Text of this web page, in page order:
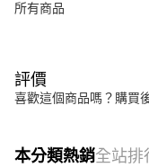
所有商品
評價
喜歡這個商品嗎？購買
本分類熱銷全站排